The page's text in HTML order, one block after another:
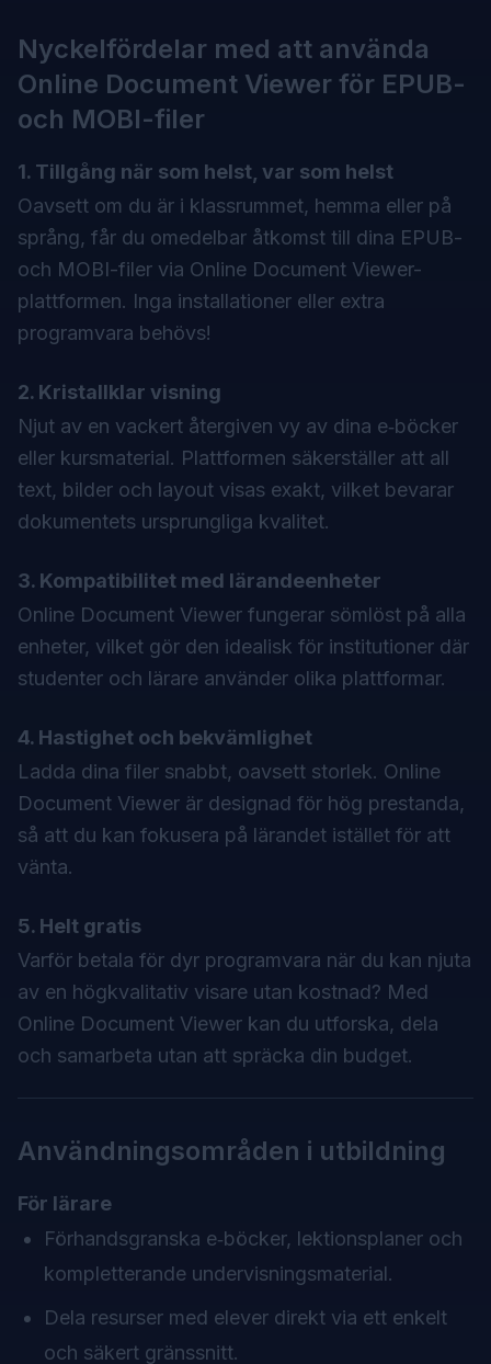
Nyckelfördelar med att använda
Online Document Viewer för EPUB-
och MOBI-filer
1. Tillgång när som helst, var som helst
Oavsett om du är i klassrummet, hemma eller på
språng, får du omedelbar åtkomst till dina EPUB-
och MOBI-filer via Online Document Viewer-
plattformen. Inga installationer eller extra
programvara behövs!
2. Kristallklar visning
Njut av en vackert återgiven vy av dina e‑böcker
eller kursmaterial. Plattformen säkerställer att all
text, bilder och layout visas exakt, vilket bevarar
dokumentets ursprungliga kvalitet.
3. Kompatibilitet med lärandeenheter
Online Document Viewer fungerar sömlöst på alla
enheter, vilket gör den idealisk för institutioner där
studenter och lärare använder olika plattformar.
4. Hastighet och bekvämlighet
Ladda dina filer snabbt, oavsett storlek. Online
Document Viewer är designad för hög prestanda,
så att du kan fokusera på lärandet istället för att
vänta.
5. Helt gratis
Varför betala för dyr programvara när du kan njuta
av en högkvalitativ visare utan kostnad? Med
Online Document Viewer kan du utforska, dela
och samarbeta utan att spräcka din budget.
Användningsområden i utbildning
För lärare
Förhandsgranska e‑böcker, lektionsplaner och
kompletterande undervisningsmaterial.
Dela resurser med elever direkt via ett enkelt
och säkert gränssnitt.